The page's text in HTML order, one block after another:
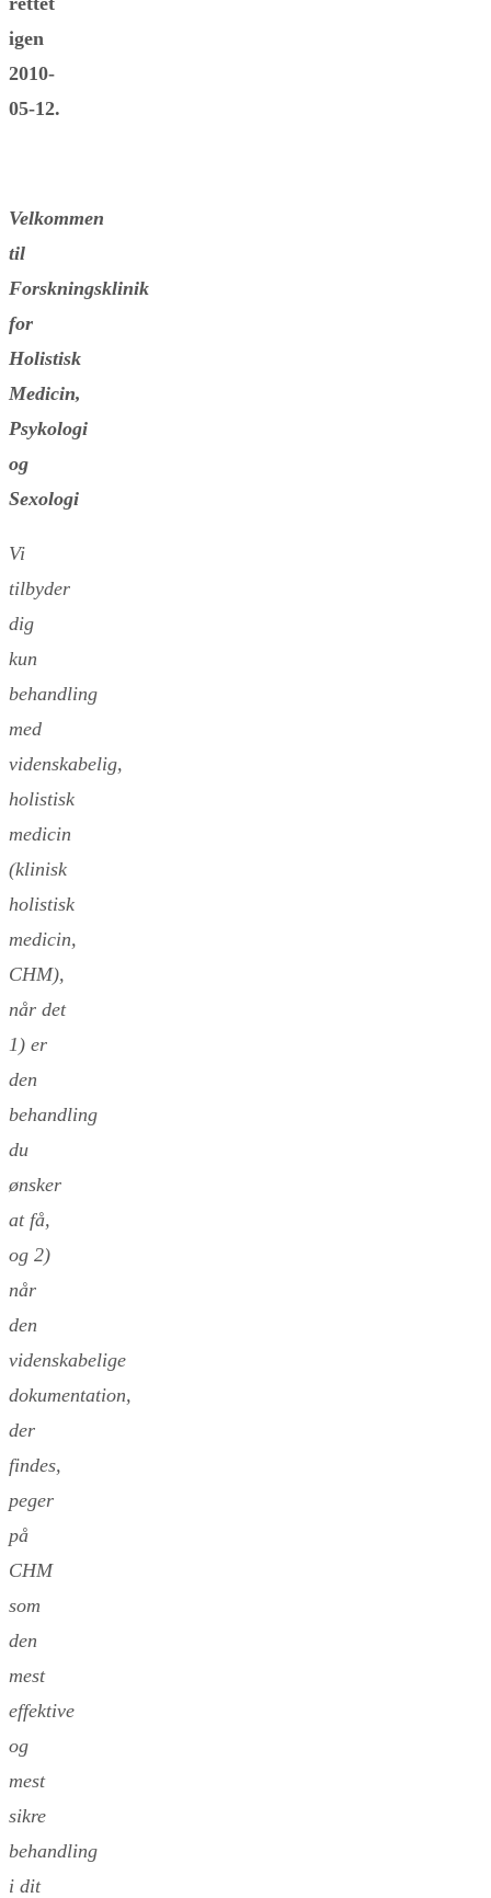
igen
2010-
05-12.
Velkommen
til
Forskningsklinik
for
Holistisk
Medicin,
Psykologi
og
Sexologi
Vi
tilbyder
dig
kun
behandling
med
videnskabelig,
holistisk
medicin
(klinisk
holistisk
medicin,
CHM),
når det
1) er
den
behandling
du
ønsker
at få,
og 2)
når
den
videnskabelige
dokumentation,
der
findes,
peger
på
CHM
som
den
mest
effektive
og
mest
sikre
behandling
i dit